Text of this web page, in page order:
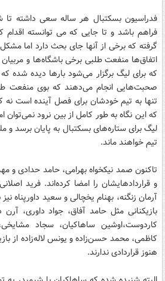
فدراسیون بسکتبال هر ساله سعی داشته تا
فراهم باشد و تا جایی که می توانسته
گرفته که برخی از آنها جای بحث دارد اما
اتفاق‌ها منفعت طلبی برخی باشگاه‌ها و
که برای لیگ برگزار می‌شود بارها دیده شده
صحبت‌هایی انجام می‌دهند که بوی منفعت
تنها به تیم خودشان برای فصل آینده است نه
که این نگاه به طور کامل از بین نرود نمی‌توان
لیگ برای ستاره‌های بسکتبال به پایان برسد و
تیم خواهند ماند.
تاکنون صمد نیکخواه بهرامی،‌ حامد حدادی و
و قراردادهایشان را امضا کرده‌اند. فرید
آرمان زنگنه،‌ بهنام یخچالی و سعید داورپناه
بازیکنانی مثل حامد آفاق،‌ جواد داوری، آرن
کاردوست،‌اوشین ساهاکیان، سجاد
کاظمی، محمد حسن‌زاده و یونس لاله‌زاده از
هنوز قراردادی ندارند.